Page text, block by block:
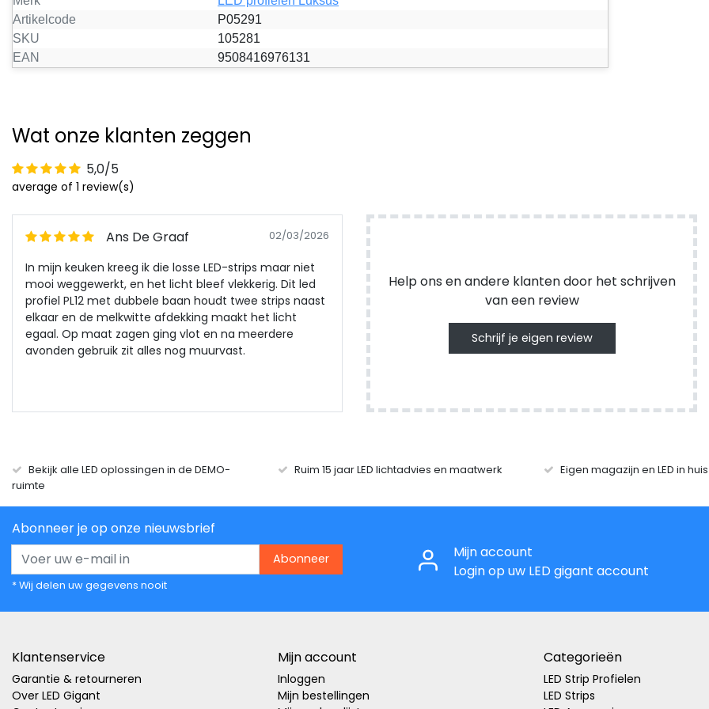
Artikelcode
P05291
SKU
105281
EAN
9508416976131
Wat onze klanten zeggen
5,0/5
average of 1 review(s)
Ans De Graaf 02/03/2026
In mijn keuken kreeg ik die losse LED-strips maar niet
mooi weggewerkt, en het licht bleef vlekkerig. Dit led
profiel PL12 met dubbele baan houdt twee strips naast
elkaar en de melkwitte afdekking maakt het licht
egaal. Op maat zagen ging vlot en na meerdere
avonden gebruik zit alles nog muurvast.
Help ons en andere klanten door het schrijven
van een review
Schrijf je eigen review
Bekijk alle LED oplossingen in de DEMO-
ruimte
Ruim 15 jaar LED lichtadvies en maatwerk Eigen magazijn en LED in
Abonneer je op onze nieuwsbrief
Abonneer
* Wij delen uw gegevens nooit
Mijn account
Login op uw LED gigant account
Klantenservice
Garantie & retourneren
Over LED Gigant
Mijn account
Inloggen
Mijn bestellingen
Categorieën
LED Strip Profielen
LED Strips